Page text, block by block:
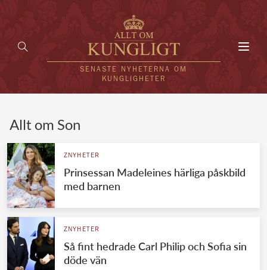
SENASTE NYHETERNA OM
KUNGLIGHETER
UTLÄNDSKT
VÄRLDENS KUNGAHUS
Svenska kungahuset
Brittiska kungahuset
Allt om Son
ZNYHETER
Prinsessan Madeleines härliga påskbild
med barnen
ZNYHETER
Så fint hedrade Carl Philip och Sofia sin
döde vän